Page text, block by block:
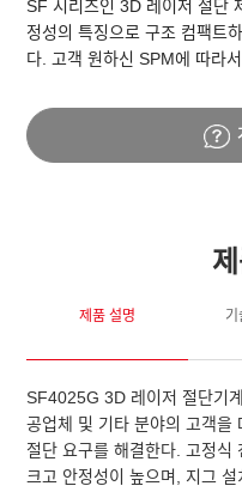
SF 시리즈인 3D 레이저 절단
정성의 특징으로 구조 컴팩트
다. 고객 원하신 SPM에 따라
제품 설명 기
SF4025G 3D 레이저 절단기
공업체 및 기타 분야의 고객을
절단 요구를 해결한다. 고정식
크고 안정성이 높으며, 지그